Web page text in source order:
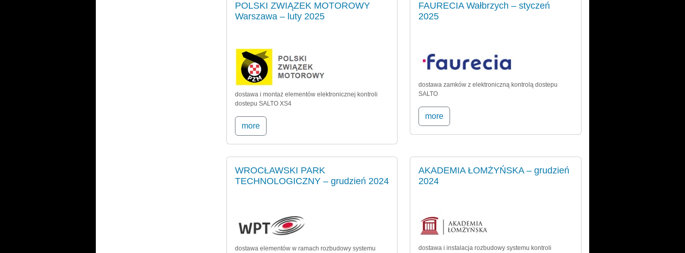
POLSKI ZWIĄZEK MOTOROWY
Warszawa – luty 2025
dostawa i montaż elementów elektronicznej kontroli
dostepu SALTO XS4
more
FAURECIA Wałbrzych – styczeń
2025
dostawa zamków z elektroniczną kontrolą dostepu
SALTO
more
WROCŁAWSKI PARK
TECHNOLOGICZNY – grudzień 2024
dostawa elementów w ramach rozbudowy systemu
AKADEMIA ŁOMŻYŃSKA – grudzień
2024
dostawa i instalacja rozbudowy systemu kontroli